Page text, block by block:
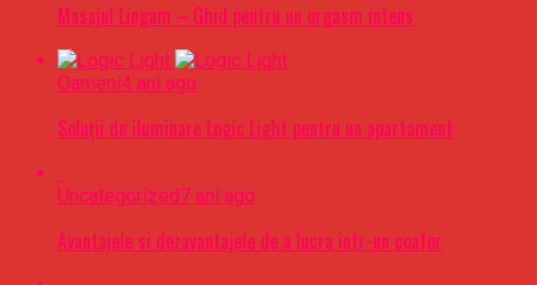
Masajul Lingam – Ghid pentru un orgasm intens
Oameni4 ani ago
Soluții de iluminare Logic Light pentru un apartament
Uncategorized7 ani ago
Avantajele si dezavantajele de a lucra intr-un coafor